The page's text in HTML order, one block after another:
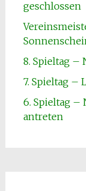
geschlossen
8. Spieltag –
7. Spieltag –
6. Spieltag –
antreten